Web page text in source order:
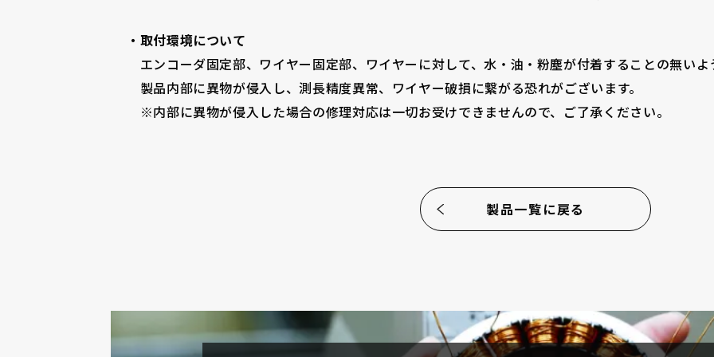
企業情報
・取付環境について
エンコーダ固定部、ワイヤー固定部、ワイヤーに対して、水・油・粉塵が付着することの無い
製品内部に異物が侵入し、測長精度異常、ワイヤー破損に繋がる恐れがございます。
※内部に異物が侵入した場合の修理対応は一切お受けできませんので、ご了承ください。
製品一覧に戻る